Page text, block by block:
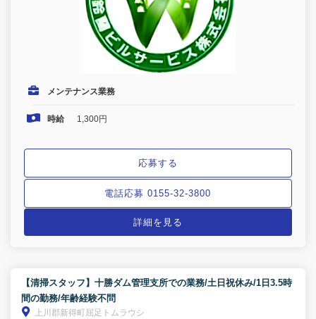
メンテナンス業務
時給 1,300円
応募する
電話応募 0155-32-3800
詳細を見る
【清掃スタッフ】十勝ダム管理支所での業務/土日祝休み/1日3.5時
間の勤務/年齢経験不問
上川郡新得町屈足トムラウシ